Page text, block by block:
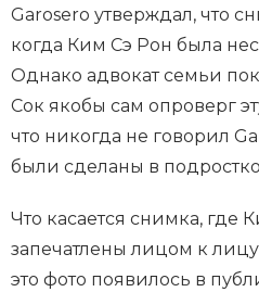
Garosero утверждал, что
когда Ким Сэ Рон была
Однако адвокат семьи
Сок якобы сам опроверг
что никогда не говорил
были сделаны в
Что касается снимка, где
запечатлены лицом к
это фото появилось в